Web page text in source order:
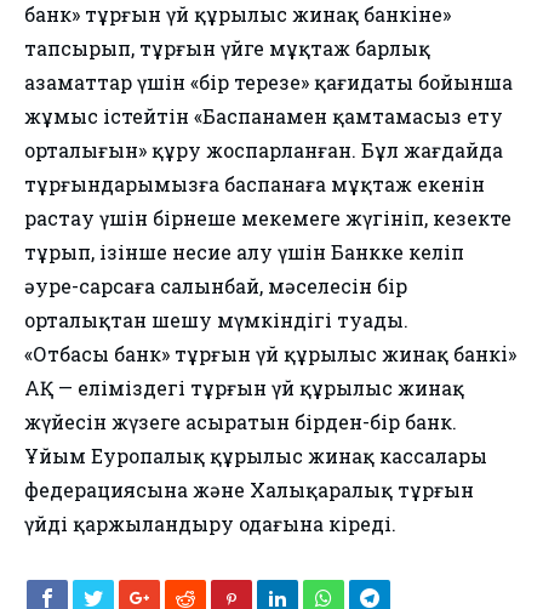
банк» тұрғын үй құрылыс жинақ банкiне»
тапсырып, тұрғын үйге мұқтаж барлық
азаматтар үшін «бір терезе» қағидаты бойынша
жұмыс істейтін «Баспанамен қамтамасыз ету
орталығын» құру жоспарланған. Бұл жағдайда
тұрғындарымызға баспанаға мұқтаж екенін
растау үшін бірнеше мекемеге жүгініп, кезекте
тұрып, ізінше несие алу үшін Банкке келіп
әуре-сарсаңға салынбай, мәселесін бір
орталықтан шешу мүмкіндігі туады.
«Отбасы банк» тұрғын үй құрылыс жинақ банкi»
АҚ — еліміздегі тұрғын үй құрылыс жинақ
жүйесін жүзеге асыратын бірден-бір банк.
Ұйым Еуропалық құрылыс жинақ кассалары
федерациясына және Халықаралық тұрғын
үйді қаржыландыру одағына кіреді.